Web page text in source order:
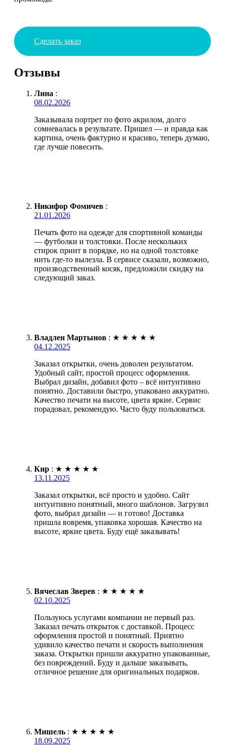
Сделать заказ
Отзывы
Лина :
08.02.2026
Заказывала портрет по фото акрилом, долго
сомневалась в результате. Пришел — и правда как
картина, очень фактурно и красиво, теперь думаю,
где лучше повесить.
Никифор Фомичев :
21.01.2026
Печать фото на одежде для спортивной команды
— футболки и толстовки. После нескольких
стирок принт в порядке, но на одной толстовке
нить где-то вылезла. В сервисе сказали, возможно,
производственный косяк, предложили скидку на
следующий заказ.
Владлен Мартынов : ★ ★ ★ ★ ★
04.12.2025
Заказал открытки, очень доволен результатом.
Удобный сайт, простой процесс оформления.
Выбрал дизайн, добавил фото – всё интуитивно
понятно. Доставили быстро, упаковано аккуратно.
Качество печати на высоте, цвета яркие. Сервис
порадовал, рекомендую. Часто буду пользоваться.
Кир : ★ ★ ★ ★ ★
13.11.2025
Заказал открытки, всё просто и удобно. Сайт
интуитивно понятный, много шаблонов. Загрузил
фото, выбрал дизайн — и готово! Доставка
пришла вовремя, упаковка хорошая. Качество на
высоте, яркие цвета. Буду ещё заказывать!
Вячеслав Зверев : ★ ★ ★ ★ ★
02.10.2025
Пользуюсь услугами компании не первый раз.
Заказал печать открыток с доставкой. Процесс
оформления простой и понятный. Приятно
удивило качество печати и скорость выполнения
заказа. Открытки пришли аккуратно упакованные,
без повреждений. Буду и дальше заказывать,
отличное решение для оригинальных подарков.
Мишель : ★ ★ ★ ★ ★
18.09.2025